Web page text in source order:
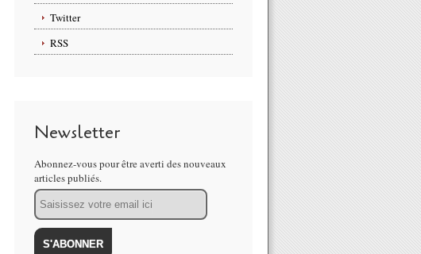
Twitter
RSS
Newsletter
Abonnez-vous pour être averti des nouveaux
articles publiés.
Email